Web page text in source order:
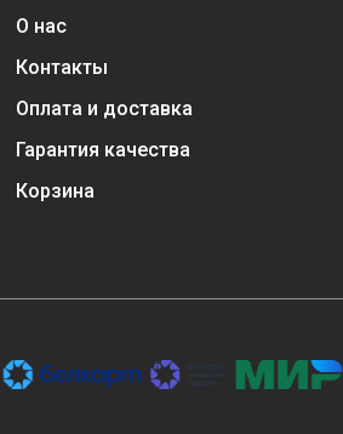
О нас
Контакты
Оплата и доставка
Гарантия качества
Корзина